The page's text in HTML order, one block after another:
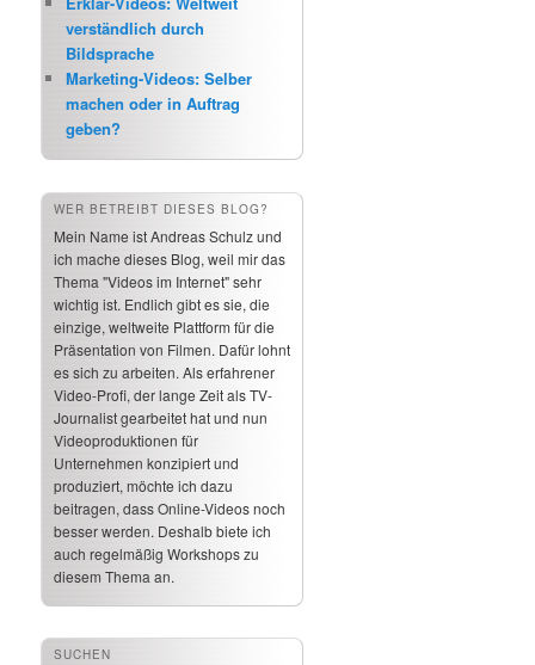
verständlich durch
Bildsprache
Marketing-Videos: Selber
machen oder in Auftrag
geben?
WER BETREIBT DIESES BLOG?
Mein Name ist Andreas Schulz und
ich mache dieses Blog, weil mir das
Thema "Videos im Internet" sehr
wichtig ist. Endlich gibt es sie, die
einzige, weltweite Plattform für die
Präsentation von Filmen. Dafür lohnt
es sich zu arbeiten. Als erfahrener
Video-Profi, der lange Zeit als TV-
Journalist gearbeitet hat und nun
Videoproduktionen für
Unternehmen konzipiert und
produziert, möchte ich dazu
beitragen, dass Online-Videos noch
besser werden. Deshalb biete ich
auch regelmäßig Workshops zu
diesem Thema an.
SUCHEN